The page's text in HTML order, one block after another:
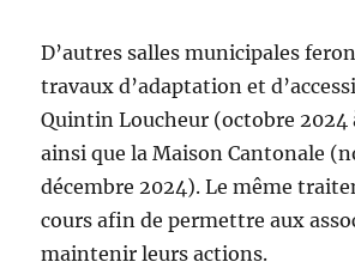
D’autres salles municipales
travaux d’adaptation et
Quintin Loucheur (octobre 2024
ainsi que la Maison Cantonale
décembre 2024). Le même
cours afin de permettre aux
maintenir leurs actions.